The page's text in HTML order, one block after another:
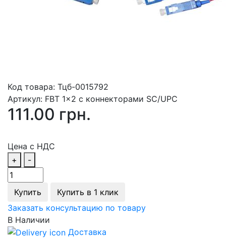
Код товара: Тцб-0015792
Артикул: FBT 1x2 с коннекторами SC/UPC
111.00 грн.
Цена с НДС
+
-
Купить
Купить в 1 клик
Заказать консультацию по товару
В Наличии
Доставка